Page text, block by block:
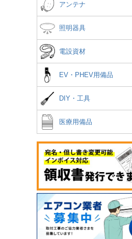
アンテナ
照明器具
電設資材
EV・PHEV用備品
DIY・工具
医療用備品